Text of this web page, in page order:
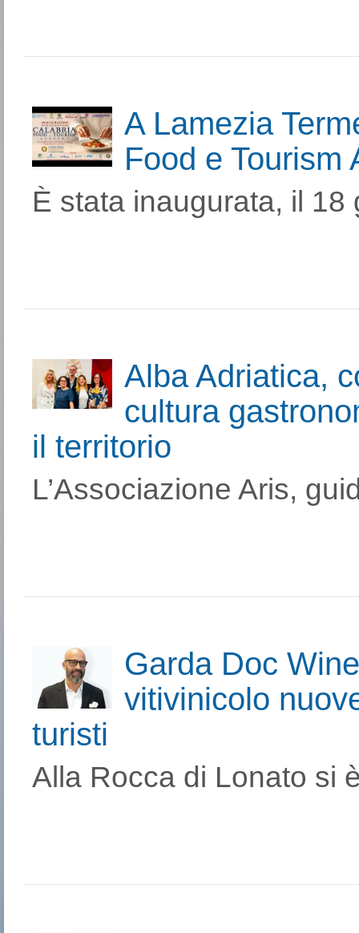
A Lamezia
Food e Tourism
È stata inaugurata, il 18
Alba Adriatica,
cultura
il territorio
L’Associazione Aris,
Garda Doc
vitivinicolo
turisti
Alla Rocca di Lonato si